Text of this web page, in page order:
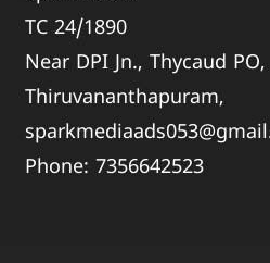
TC 24/1890
Near DPI Jn., Thycaud PO,
Thiruvananthapuram,
Phone:7356642523